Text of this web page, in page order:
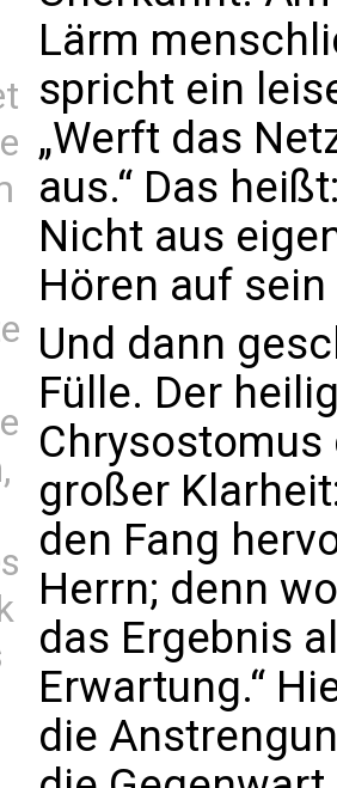
Lärm
spricht ein
„Werft das
aus.“ Das
Nicht aus
Hören auf
Und dann
Fülle. Der
großer
den Fang
Herrn; denn
das Ergebnis
Erwartung.“
die